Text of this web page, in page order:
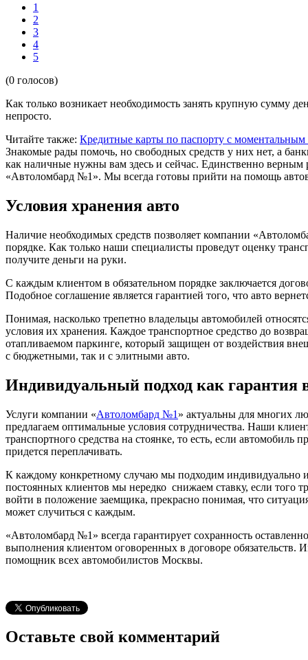
1
2
3
4
5
(0 голосов)
Как только возникает необходимость занять крупную сумму
непросто.
Читайте также: Кредитные карты по паспорту с
Знакомые рады помочь, но свободных средств у них нет, а
как наличные нужны вам здесь и сейчас. Единственно
«Автоломбард №1». Мы всегда готовы прийти на помощь
Условия хранения авто
Наличие необходимых средств позволяет компании
порядке. Как только наши специалисты проведут оценку
получите деньги на руки.
С каждым клиентом в обязательном порядке заключается
Подобное соглашение является гарантией того, что авто
Понимая, насколько трепетно владельцы автомобилей
условия их хранения. Каждое транспортное средство до
отапливаемом паркинге, который защищен от воздействия
с бюджетными, так и с элитными авто.
Индивидуальный подход как гарантия
Услуги компании «Автоломбард №1 » актуальны для многих
предлагаем оптимальные условия сотрудничества. Наши
транспортного средства на стоянке, то есть, если
придется переплачивать.
К каждому конкретному случаю мы подходим индивидуально
постоянных клиентов мы нередко снижаем ставку, если того
войти в положение заемщика, прекрасно понимая, что
может случиться с каждым.
«Автоломбард №1» всегда гарантирует сохранность
выполнения клиентом оговоренных в договоре
помощник всех автомобилистов Москвы.
Оставьте свой комментарий